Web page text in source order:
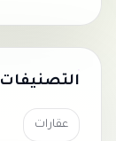
التصنيفات
عقارات